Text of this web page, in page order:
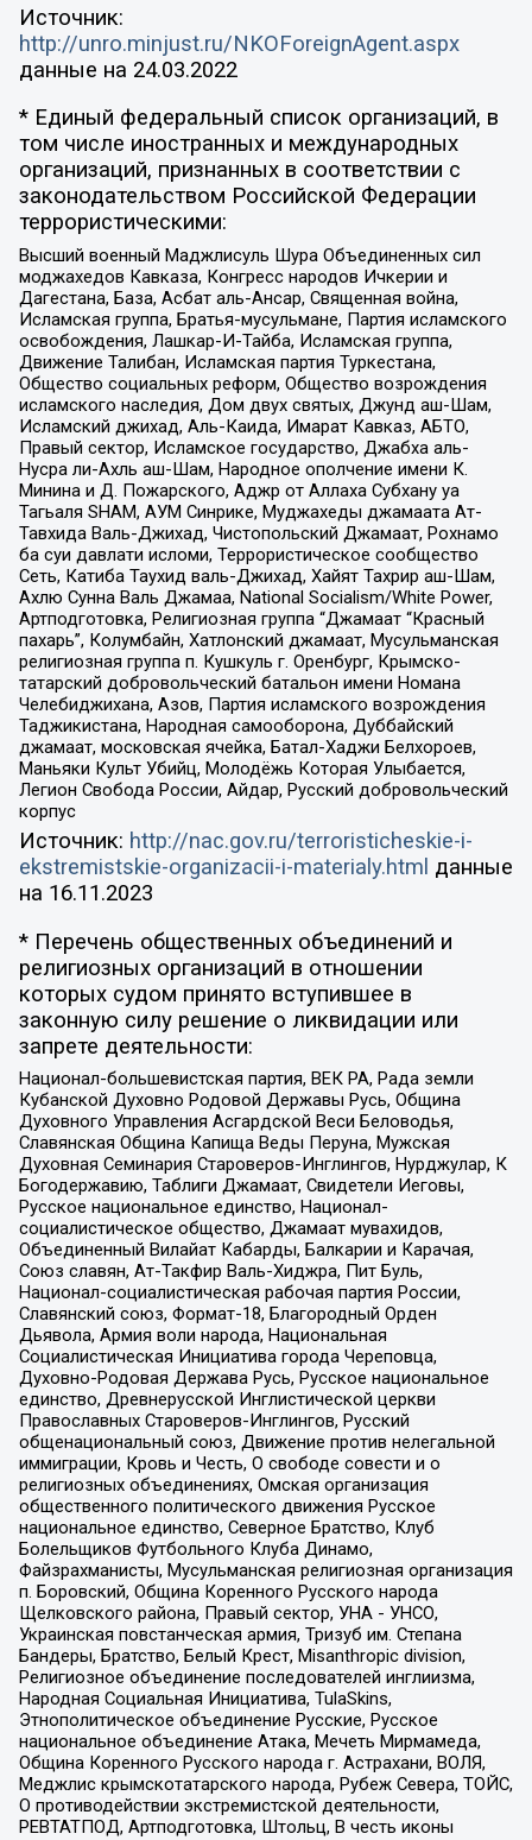
Источник:
http://unro.minjust.ru/NKOForeignAgent.aspx
данные на 24.03.2022
* Единый федеральный список организаций, в
том числе иностранных и международных
организаций, признанных в соответствии с
законодательством Российской Федерации
террористическими:
Высший военный Маджлисуль Шура Объединенных сил
моджахедов Кавказа, Конгресс народов Ичкерии и
Дагестана, База, Асбат аль-Ансар, Священная война,
Исламская группа, Братья-мусульмане, Партия исламского
освобождения, Лашкар-И-Тайба, Исламская группа,
Движение Талибан, Исламская партия Туркестана,
Общество социальных реформ, Общество возрождения
исламского наследия, Дом двух святых, Джунд аш-Шам,
Исламский джихад, Аль-Каида, Имарат Кавказ, АБТО,
Правый сектор, Исламское государство, Джабха аль-
Нусра ли-Ахль аш-Шам, Народное ополчение имени К.
Минина и Д. Пожарского, Аджр от Аллаха Субхану уа
Тагьаля SHAM, АУМ Синрике, Муджахеды джамаата Ат-
Тавхида Валь-Джихад, Чистопольский Джамаат, Рохнамо
ба суи давлати исломи, Террористическое сообщество
Сеть, Катиба Таухид валь-Джихад, Хайят Тахрир аш-Шам,
Ахлю Сунна Валь Джамаа, National Socialism/White Power,
Артподготовка, Религиозная группа “Джамаат “Красный
пахарь”, Колумбайн, Хатлонский джамаат, Мусульманская
религиозная группа п. Кушкуль г. Оренбург, Крымско-
татарский добровольческий батальон имени Номана
Челебиджихана, Азов, Партия исламского возрождения
Таджикистана, Народная самооборона, Дуббайский
джамаат, московская ячейка, Батал-Хаджи Белхороев,
Маньяки Культ Убийц, Молодёжь Которая Улыбается,
Легион Свобода России, Айдар, Русский добровольческий
корпус
Источник: http://nac.gov.ru/terroristicheskie-i-
ekstremistskie-organizacii-i-materialy.html данные
на 16.11.2023
* Перечень общественных объединений и
религиозных организаций в отношении
которых судом принято вступившее в
законную силу решение о ликвидации или
запрете деятельности:
Национал-большевистская партия, ВЕК РА, Рада земли
Кубанской Духовно Родовой Державы Русь, Община
Духовного Управления Асгардской Веси Беловодья,
Славянская Община Капища Веды Перуна, Мужская
Духовная Семинария Староверов-Инглингов, Нурджулар, К
Богодержавию, Таблиги Джамаат, Свидетели Иеговы,
Русское национальное единство, Национал-
социалистическое общество, Джамаат мувахидов,
Объединенный Вилайат Кабарды, Балкарии и Карачая,
Союз славян, Ат-Такфир Валь-Хиджра, Пит Буль,
Национал-социалистическая рабочая партия России,
Славянский союз, Формат-18, Благородный Орден
Дьявола, Армия воли народа, Национальная
Социалистическая Инициатива города Череповца,
Духовно-Родовая Держава Русь, Русское национальное
единство, Древнерусской Инглистической церкви
Православных Староверов-Инглингов, Русский
общенациональный союз, Движение против нелегальной
иммиграции, Кровь и Честь, О свободе совести и о
религиозных объединениях, Омская организация
общественного политического движения Русское
национальное единство, Северное Братство, Клуб
Болельщиков Футбольного Клуба Динамо,
Файзрахманисты, Мусульманская религиозная организация
п. Боровский, Община Коренного Русского народа
Щелковского района, Правый сектор, УНА - УНСО,
Украинская повстанческая армия, Тризуб им. Степана
Бандеры, Братство, Белый Крест, Misanthropic division,
Религиозное объединение последователей инглиизма,
Народная Социальная Инициатива, TulaSkins,
Этнополитическое объединение Русские, Русское
национальное объединение Атака, Мечеть Мирмамеда,
Община Коренного Русского народа г. Астрахани, ВОЛЯ,
Меджлис крымскотатарского народа, Рубеж Севера, ТОЙС,
О противодействии экстремистской деятельности,
РЕВТАТПОД, Артподготовка, Штольц, В честь иконы